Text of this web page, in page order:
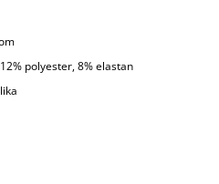
polyester, 8% elastan